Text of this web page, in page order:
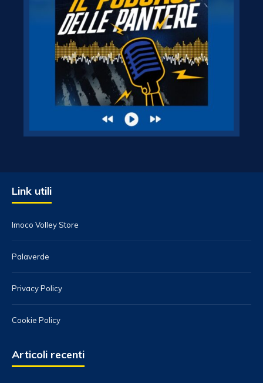
Link utili
Imoco Volley Store
Palaverde
Privacy Policy
Cookie Policy
Articoli recenti